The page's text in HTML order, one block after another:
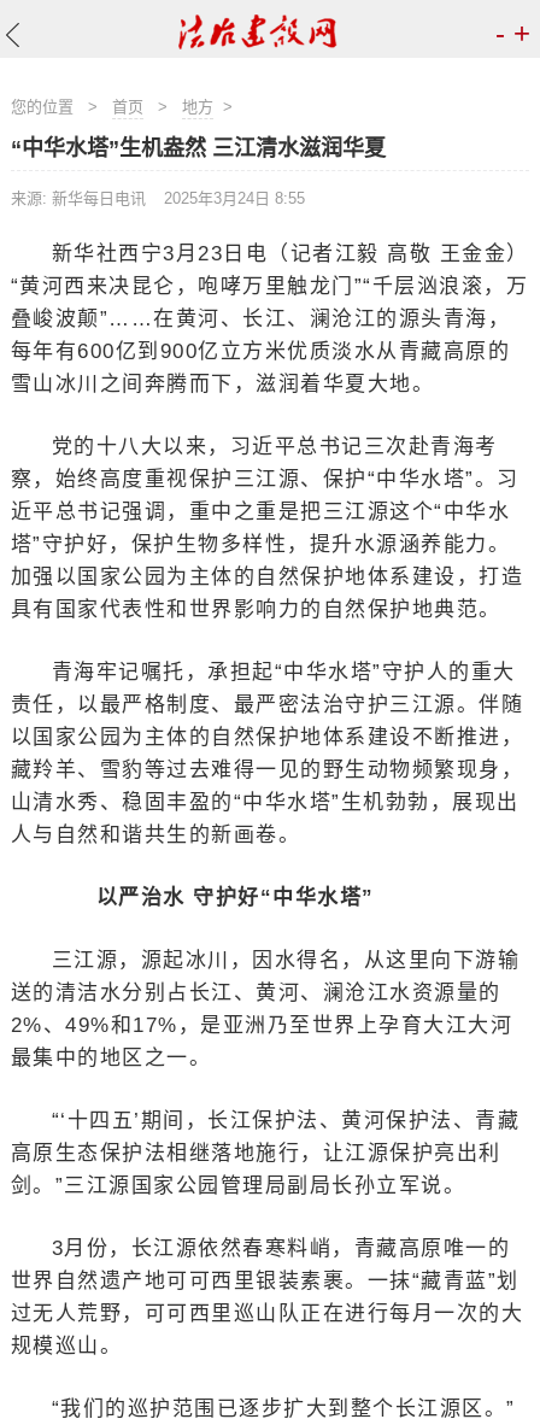
- +
您的位置 > 首页 > 地方 >
“中华水塔”生机盎然 三江清水滋润华夏
来源: 新华每日电讯 2025年3月24日 8:55
新华社西宁3月23日电（记者江毅 高敬 王金金）
“黄河西来决昆仑，咆哮万里触龙门”“千层汹浪滚，万
叠峻波颠”……在黄河、长江、澜沧江的源头青海，
每年有600亿到900亿立方米优质淡水从青藏高原的
雪山冰川之间奔腾而下，滋润着华夏大地。
党的十八大以来，习近平总书记三次赴青海考
察，始终高度重视保护三江源、保护“中华水塔”。习
近平总书记强调，重中之重是把三江源这个“中华水
塔”守护好，保护生物多样性，提升水源涵养能力。
加强以国家公园为主体的自然保护地体系建设，打造
具有国家代表性和世界影响力的自然保护地典范。
青海牢记嘱托，承担起“中华水塔”守护人的重大
责任，以最严格制度、最严密法治守护三江源。伴随
以国家公园为主体的自然保护地体系建设不断推进，
藏羚羊、雪豹等过去难得一见的野生动物频繁现身，
山清水秀、稳固丰盈的“中华水塔”生机勃勃，展现出
人与自然和谐共生的新画卷。
以严治水 守护好“中华水塔”
三江源，源起冰川，因水得名，从这里向下游输
送的清洁水分别占长江、黄河、澜沧江水资源量的
2%、49%和17%，是亚洲乃至世界上孕育大江大河
最集中的地区之一。
“‘十四五’期间，长江保护法、黄河保护法、青藏
高原生态保护法相继落地施行，让江源保护亮出利
剑。”三江源国家公园管理局副局长孙立军说。
3月份，长江源依然春寒料峭，青藏高原唯一的
世界自然遗产地可可西里银装素裹。一抹“藏青蓝”划
过无人荒野，可可西里巡山队正在进行每月一次的大
规模巡山。
“我们的巡护范围已逐步扩大到整个长江源区。”